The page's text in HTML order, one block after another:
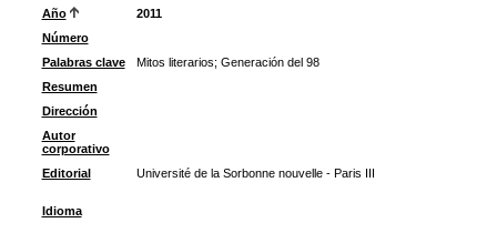
Año
2011
Número
Palabras clave
Mitos literarios; Generación del 98
Resumen
Dirección
Autor
corporativo
Editorial
Université de la Sorbonne nouvelle - Paris III
Idioma